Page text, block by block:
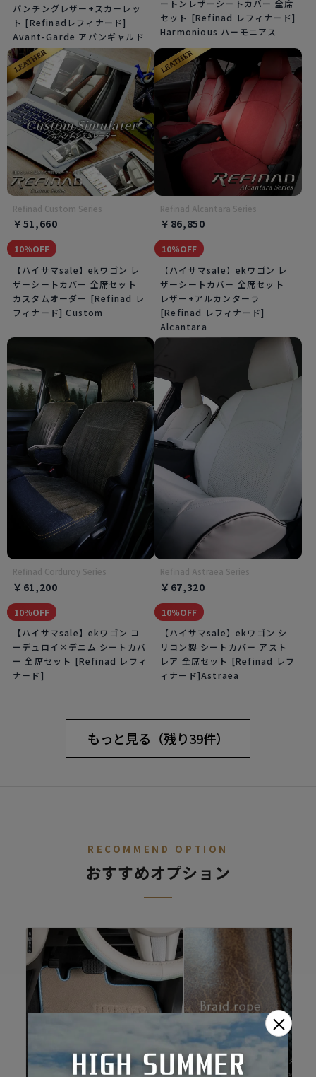
パンチングレザー+スカーレッ
ト [Refinadレフィナード]
Avant-Garde アバンギャルド
ートンレザーシートカバー 全席
セット [Refinad レフィナード]
Harmonious ハーモニアス
Refinad Custom Series
￥51,660
10％OFF
【ハイサマsale】ekワゴン レ
ザーシートカバー 全席セット
カスタムオーダー [Refinad レ
フィナード] Custom
Refinad Alcantara Series
￥86,850
10％OFF
【ハイサマsale】ekワゴン レ
ザーシートカバー 全席セット
レザー+アルカンターラ
[Refinad レフィナード]
Alcantara
Refinad Corduroy Series
￥61,200
10％OFF
【ハイサマsale】ekワゴン コ
ーデュロイ×デニム シートカバ
ー 全席セット [Refinad レフィ
ナード]
Refinad Astraea Series
￥67,320
10％OFF
【ハイサマsale】ekワゴン シ
リコン製 シートカバー アスト
レア 全席セット [Refinad レフ
ィナード]Astraea
もっと見る（残り39件）
RECOMMEND OPTION
おすすめオプション
×